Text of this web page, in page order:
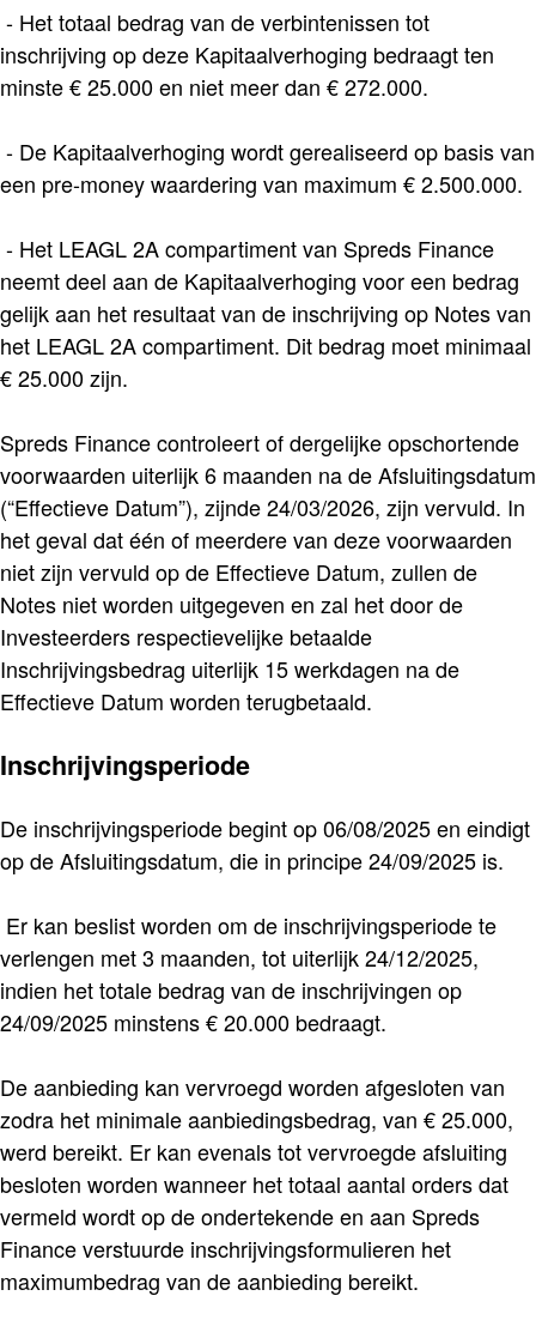
- Het totaal bedrag van de verbintenissen tot
inschrijving op deze Kapitaalverhoging bedraagt ten
minste € 25.000 en niet meer dan € 272.000.
- De Kapitaalverhoging wordt gerealiseerd op basis van
een pre-money waardering van maximum € 2.500.000.
- Het LEAGL 2A compartiment van Spreds Finance
neemt deel aan de Kapitaalverhoging voor een bedrag
gelijk aan het resultaat van de inschrijving op Notes van
het LEAGL 2A compartiment. Dit bedrag moet minimaal
€ 25.000 zijn.
Spreds Finance controleert of dergelijke opschortende
voorwaarden uiterlijk 6 maanden na de Afsluitingsdatum
(“Effectieve Datum”), zijnde 24/03/2026, zijn vervuld. In
het geval dat één of meerdere van deze voorwaarden
niet zijn vervuld op de Effectieve Datum, zullen de
Notes niet worden uitgegeven en zal het door de
Investeerders respectievelijke betaalde
Inschrijvingsbedrag uiterlijk 15 werkdagen na de
Effectieve Datum worden terugbetaald.
Inschrijvingsperiode
De inschrijvingsperiode begint op 06/08/2025 en eindigt
op de Afsluitingsdatum, die in principe 24/09/2025 is.
Er kan beslist worden om de inschrijvingsperiode te
verlengen met 3 maanden, tot uiterlijk 24/12/2025,
indien het totale bedrag van de inschrijvingen op
24/09/2025 minstens € 20.000 bedraagt.
De aanbieding kan vervroegd worden afgesloten van
zodra het minimale aanbiedingsbedrag, van € 25.000,
werd bereikt. Er kan evenals tot vervroegde afsluiting
besloten worden wanneer het totaal aantal orders dat
vermeld wordt op de ondertekende en aan Spreds
Finance verstuurde inschrijvingsformulieren het
maximumbedrag van de aanbieding bereikt.